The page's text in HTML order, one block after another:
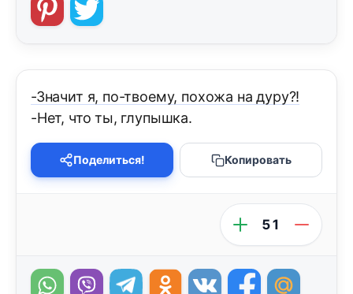
-Значит я, по-твоему, похожа на дуру?!
-Нет, что ты, глупышка.
Поделиться! Копировать
51